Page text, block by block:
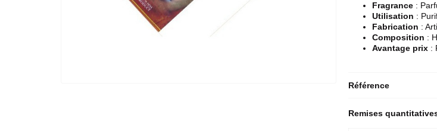
Fragrance :
Utilisation :
Fabrication :
Composition :
Avantage prix :
Référence
Remises